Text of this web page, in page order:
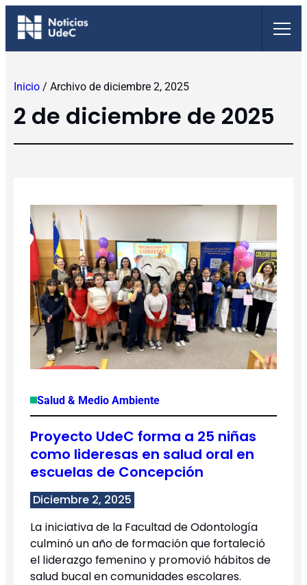
Saltar
Inicio / Archivo de diciembre 2, 2025
2 de diciembre de 2025
Salud & Medio Ambiente
Proyecto UdeC forma a 25 niñas
como lideresas en salud oral en
escuelas de Concepción
Diciembre 2, 2025
La iniciativa de la Facultad de Odontología
culminó un año de formación que fortaleció
el liderazgo femenino y promovió hábitos de
salud bucal en comunidades escolares.